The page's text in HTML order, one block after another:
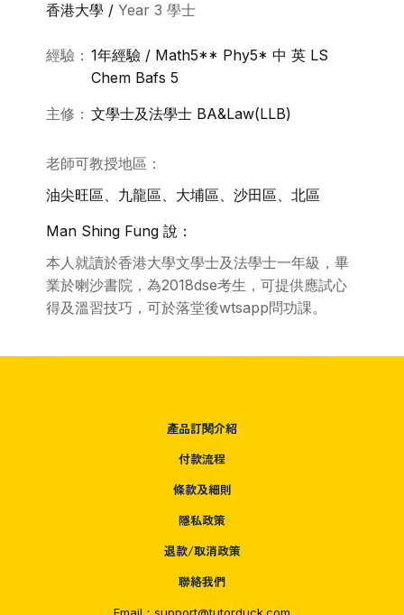
香港大學 / Year 3 學士
經驗： 1年經驗 / Math5** Phy5* 中 英 LS
Chem Bafs 5
主修： 文學士及法學士 BA&Law(LLB)
老師可教授地區：
油尖旺區、九龍區、大埔區、沙田區、北區
Man Shing Fung 說：
本人就讀於香港大學文學士及法學士一年級，畢
業於喇沙書院，為2018dse考生，可提供應試心
得及溫習技巧，可於落堂後wtsapp問功課。
產品訂閱介紹
付款流程
條款及細則
隱私政策
退款/取消政策
聯絡我們